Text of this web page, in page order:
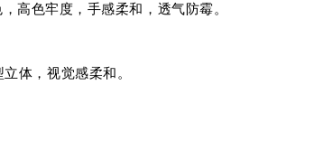
高色牢度，手感柔和，透气防霉。
体，视觉感柔和。